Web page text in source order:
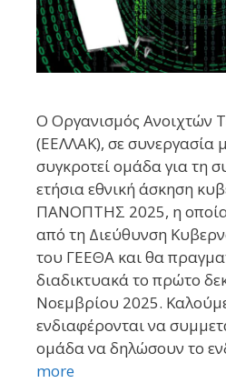
Ο Οργανισμός Ανοιχτών
(ΕΕΛΛΑΚ), σε συνεργασία
συγκροτεί ομάδα για τη
ετήσια εθνική άσκηση
ΠΑΝΟΠΤΗΣ 2025, η οποία
από τη Διεύθυνση
του ΓΕΕΘΑ και θα
διαδικτυακά το πρώτο
Νοεμβρίου 2025.
ενδιαφέρονται να
ομάδα να δηλώσουν το
more